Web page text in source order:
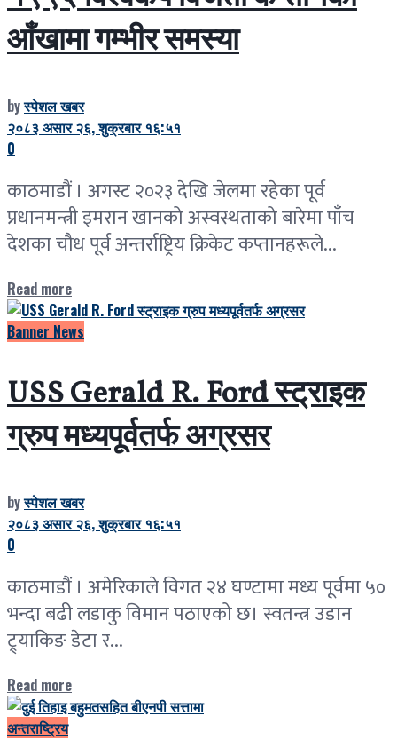
आँखामा गम्भीर समस्या
byस्पेशल खबर
२०८३ असार २६, शुक्रबार १६:५१
0
काठमाडौं । अगस्ट २०२३ देखि जेलमा रहेका पूर्व
प्रधानमन्त्री इमरान खानको अस्वस्थताको बारेमा पाँच
देशका चौध पूर्व अन्तर्राष्ट्रिय क्रिकेट कप्तानहरूले...
Read more
Banner News
USS Gerald R. Ford स्ट्राइक
ग्रुप मध्यपूर्वतर्फ अग्रसर
byस्पेशल खबर
२०८३ असार २६, शुक्रबार १६:५१
0
काठमाडौं । अमेरिकाले विगत २४ घण्टामा मध्य पूर्वमा ५०
भन्दा बढी लडाकु विमान पठाएको छ। स्वतन्त्र उडान
ट्र्याकिङ डेटा र...
Read more
अन्तराष्ट्रिय